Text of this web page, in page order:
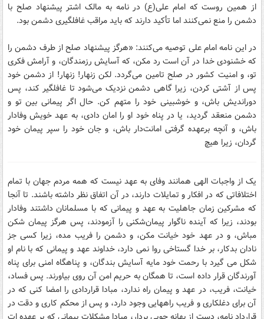
از همین روست که امام علی(ع) در نامه به مالک اشتر پیشنهاد صلح با
دشمن را منع نمی‌کنند اما تأکید دارند که باید مراقب غافلگیری دشمن بود.
در این نامه امام علی توصیه می‌کنند: «هرگز پیشنهاد صلح از طرف دشمن را
که خشنودى خدا در آن است رد مکن، که آسایش رزمندگان، و آرامش فکرى
تو، و امنیت کشور در صلح تامین مى‌گردد. لکن زنهار! زنهار! از دشمن خود
پس از آشتى کردن، زیرا گاهى دشمن نزدیک مى‌شود تا غافلگیر کند، پس
دوراندیش باش، و خوشبینى خود را متهم کن. حال اگر پیمانى بین تو و
دشمن منعقد گردید، یا در پناه خود او را امان دادى، به عهد خویش وفادار
باش، و آنچه برعهده گرفتى امانت‌دار باش، و جان خود را سپر پیمان خود
گردان، زیرا هیچ
یک از واجبات الهى همانند وفاى به عهد نیست که همه مردم جهان با تمام
اختلافاتى که در افکار و تمایلات دارند، در آن اتفاق نظر داشته باشند. تا آنجا
که مشرکین زمان جاهلیت به عهد و پیمانى که با مسلمانان داشتند وفادار
بودند، زیرا که آینده ناگوار پیمان‌شکنى را آزمودند، پس هرگز پیمان شکن
مباش، و در عهد خود خیانت مکن، و دشمن را فریب مده، زیرا کسى جز
نادان بدکار، بر خدا گستاخى روا نمى دارد، خداوند عهد و پیمانى که با نام او
شکل مى گیرد با رحمت خود مایه آسایش بندگان، و پناهگاه امنى براى پناه
آورندگان قرار داده است، تا همگان به حریم امن آن روى بیاورند. پس فساد،
خیانت، فریب، در عهد و پیمان راه ندارد، مبادا قراردادى را امضا کنى که در
آن براى دغلکارى و فریب راههایى وجود دارد، و پس از محکم کارى و دقت در